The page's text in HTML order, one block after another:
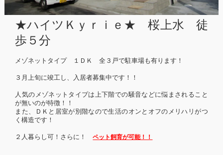
★ハイツＫｙｒｉｅ★ 桜上水 徒
歩５分
メゾネットタイプ １ＤＫ 全３戸で駐車場も有ります！
３月上旬に竣工し、入居者募集中です！！
人気のメゾネットタイプは上下階での騒音などに悩まされること
が無いのが特徴！！
また、ＤＫと居室が別階なので生活のオンとオフのメリハリがつ
く構造です！
２人暮らし可！さらに！ペット飼育が可能！！